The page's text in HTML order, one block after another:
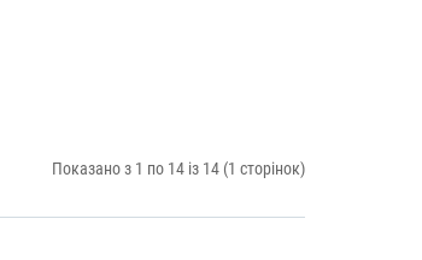
Показано з 1 по 14 із 14 (1 сторінок)